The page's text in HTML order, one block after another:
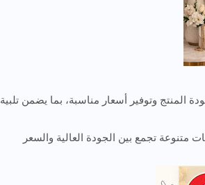
وتوفير أسعار مناسبة، بما يضمن تلبية
تجمع بين الجودة العالية والسعر